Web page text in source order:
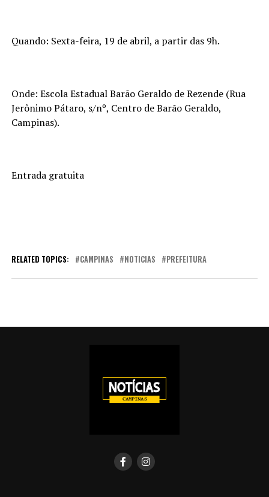
Quando: Sexta-feira, 19 de abril, a partir das 9h.
Onde: Escola Estadual Barão Geraldo de Rezende (Rua
Jerônimo Pátaro, s/nº, Centro de Barão Geraldo,
Campinas).
Entrada gratuita
RELATED TOPICS: CAMPINAS NOTICIAS PREFEITURA